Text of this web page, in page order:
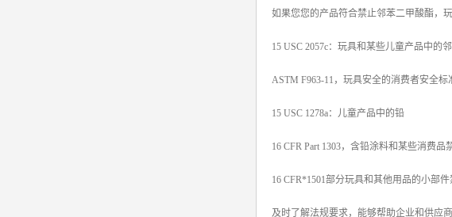
如果您您的产品符合禁止邻苯二甲酸酯，
15 USC 2057c：玩具和某些儿童产品中的
ASTM F963-11，玩具安全的消费者安全
15 USC 1278a：儿童产品中的铅
16 CFR Part 1303，含铅涂料和某些消费品
16 CFR*1501部分玩具和其他用品的小部
及时了解法规要求，能够帮助企业和供应